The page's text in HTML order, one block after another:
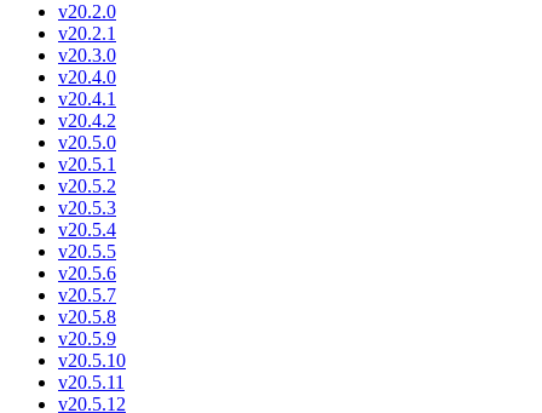
v20.2.0
v20.2.1
v20.3.0
v20.4.0
v20.4.1
v20.4.2
v20.5.0
v20.5.1
v20.5.2
v20.5.3
v20.5.4
v20.5.5
v20.5.6
v20.5.7
v20.5.8
v20.5.9
v20.5.10
v20.5.11
v20.5.12